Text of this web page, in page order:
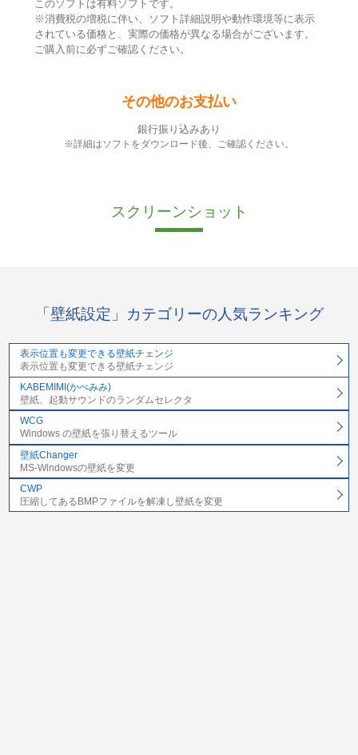
このソフトは有料ソフトです。
※消費税の増税に伴い、ソフト詳細説明や動作環境等に表示
されている価格と、実際の価格が異なる場合がございます。
ご購入前に必ずご確認ください。
その他のお支払い
銀行振り込みあり
※詳細はソフトをダウンロード後、ご確認ください。
スクリーンショット
「壁紙設定」カテゴリーの人気ランキング
表示位置も変更できる壁紙チェンジ
表示位置も変更できる壁紙チェンジ
KABEMIMI(かべみみ)
壁紙、起動サウンドのランダムセレクタ
WCG
Windows の壁紙を張り替えるツール
壁紙Changer
MS-Windowsの壁紙を変更
CWP
圧縮してあるBMPファイルを解凍し壁紙を変更